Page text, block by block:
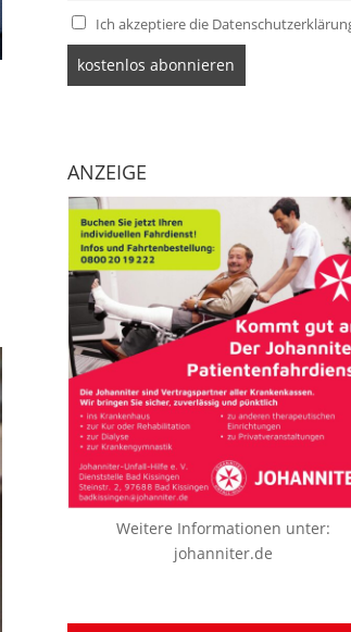
Ich akzeptiere die
ANZEIGE
Weitere Informationen unter:
johanniter.de